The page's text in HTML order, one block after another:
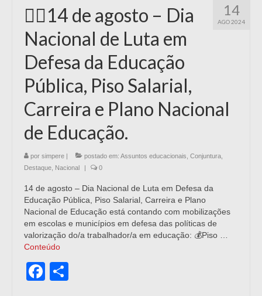
14
AGO 2024
✊🏿14 de agosto – Dia
Nacional de Luta em
Defesa da Educação
Pública, Piso Salarial,
Carreira e Plano Nacional
de Educação.
por simpere | postado em: Assuntos educacionais Conjuntura
Destaque Nacional | 0
14 de agosto – Dia Nacional de Luta em Defesa da
Educação Pública, Piso Salarial, Carreira e Plano
Nacional de Educação está contando com mobilizações
em escolas e municípios em defesa das políticas de
valorização do/a trabalhador/a em educação: 💰Piso …
Conteúdo
Facebook